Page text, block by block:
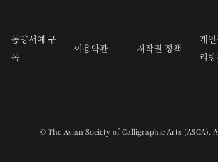
동양서예 구
독
이용약관 저작권 정책
개
리방
© The Asian Society of Calligraphic Arts (ASCA).